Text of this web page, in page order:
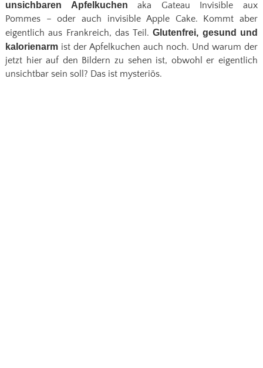
unsichbaren Apfelkuchen aka Gateau Invisible aux
Pommes – oder auch invisible Apple Cake. Kommt aber
eigentlich aus Frankreich, das Teil.Glutenfrei, gesund und
kalorienarmist der Apfelkuchen auch noch. Und warum der
jetzt hier auf den Bildern zu sehen ist, obwohl er eigentlich
unsichtbar sein soll? Das ist mysteriös.